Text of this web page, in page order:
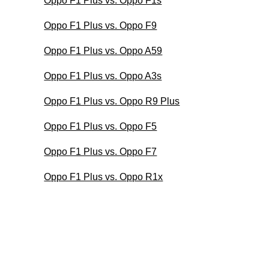
Oppo F1 Plus vs. Oppo F9
Oppo F1 Plus vs. Oppo A59
Oppo F1 Plus vs. Oppo A3s
Oppo F1 Plus vs. Oppo R9 Plus
Oppo F1 Plus vs. Oppo F5
Oppo F1 Plus vs. Oppo F7
Oppo F1 Plus vs. Oppo R1x